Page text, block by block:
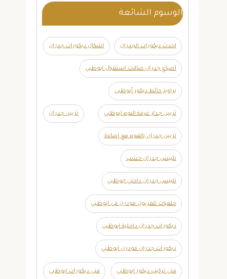
الوسوم الشائعة
احدث ديكورات الجدران اشكال ديكورات جدران
اصباغ جدران صالات استقبال ابوظبي
براويز حائط ديكور أبوظبي
تزيين جدار غرفة النوم ابوظبي تزيين جدران
تزيين جدران بالفوم مع إضاءة
تلبيس جدران خشب
تلبيس جدران داخلي ابوظبي
خلفيات تلفزيون مودرن في ابوظبي
ديكورات جدران داخلية ابوظبي
ديكورات جدران مودرن ابوظبي
فني تركيب ديكور ابوظبي فني ديكورات ابوظبي